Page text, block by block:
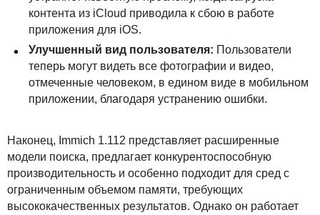
контента из iCloud приводила к сбою в работе
приложения для iOS.
Улучшенный вид пользователя: Пользователи
теперь могут видеть все фотографии и видео,
отмеченные человеком, в едином виде в мобильном
приложении, благодаря устранению ошибки.
Наконец, Immich 1.112 представляет расширенные
модели поиска, предлагает конкурентоспособную
производительность и особенно подходит для сред с
ограниченным объемом памяти, требующих
высококачественных результатов. Однако он работает